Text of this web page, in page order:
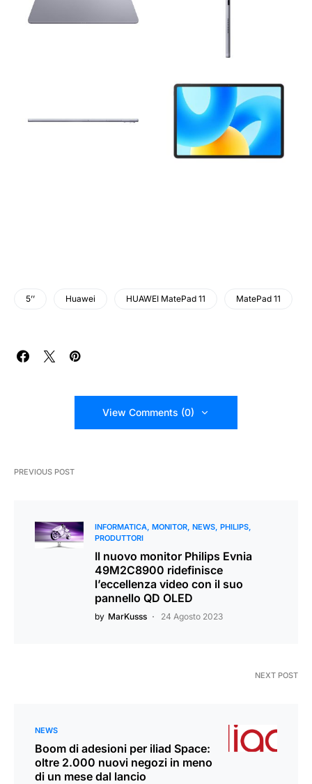
5’’ Huawei HUAWEI MatePad 11 MatePad 11
View Comments (0)
PREVIOUS POST
INFORMATICA MONITOR NEWS PHILIPS
PRODUTTORI
Il nuovo monitor Philips Evnia
49M2C8900 ridefinisce
l’eccellenza video con il suo
pannello QD OLED
by MarKusss 24 Agosto 2023
NEXT POST
NEWS
Boom di adesioni per iliad Space:
oltre 2.000 nuovi negozi in meno
di un mese dal lancio